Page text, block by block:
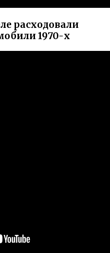
расходовали
1970-х